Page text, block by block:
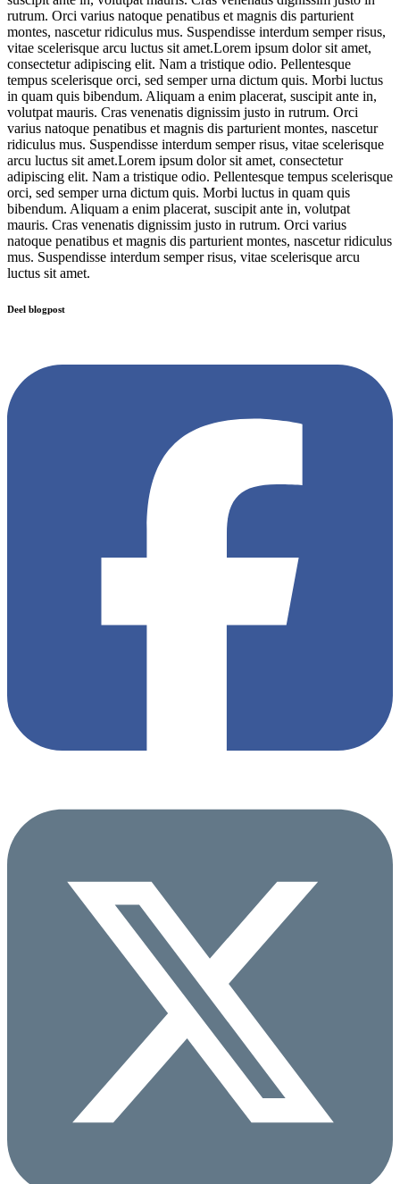
rutrum. Orci varius natoque penatibus et magnis dis parturient
montes, nascetur ridiculus mus. Suspendisse interdum semper risus,
vitae scelerisque arcu luctus sit amet.Lorem ipsum dolor sit amet,
consectetur adipiscing elit. Nam a tristique odio. Pellentesque
tempus scelerisque orci, sed semper urna dictum quis. Morbi luctus
in quam quis bibendum. Aliquam a enim placerat, suscipit ante in,
volutpat mauris. Cras venenatis dignissim justo in rutrum. Orci
varius natoque penatibus et magnis dis parturient montes, nascetur
ridiculus mus. Suspendisse interdum semper risus, vitae scelerisque
arcu luctus sit amet.Lorem ipsum dolor sit amet, consectetur
adipiscing elit. Nam a tristique odio. Pellentesque tempus scelerisque
orci, sed semper urna dictum quis. Morbi luctus in quam quis
bibendum. Aliquam a enim placerat, suscipit ante in, volutpat
mauris. Cras venenatis dignissim justo in rutrum. Orci varius
natoque penatibus et magnis dis parturient montes, nascetur ridiculus
mus. Suspendisse interdum semper risus, vitae scelerisque arcu
luctus sit amet.
Deel blogpost